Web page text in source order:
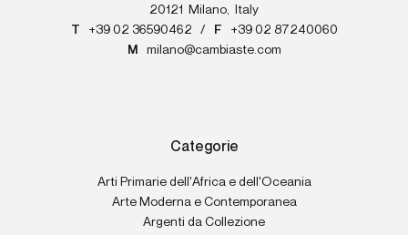
20121
Milano,
Italy
T
+39 02 36590462 / F
+39 02 87240060
M
milano@cambiaste.com
Categorie
Arti Primarie dell'Africa e dell'Oceania
Arte Moderna e Contemporanea
Argenti da Collezione